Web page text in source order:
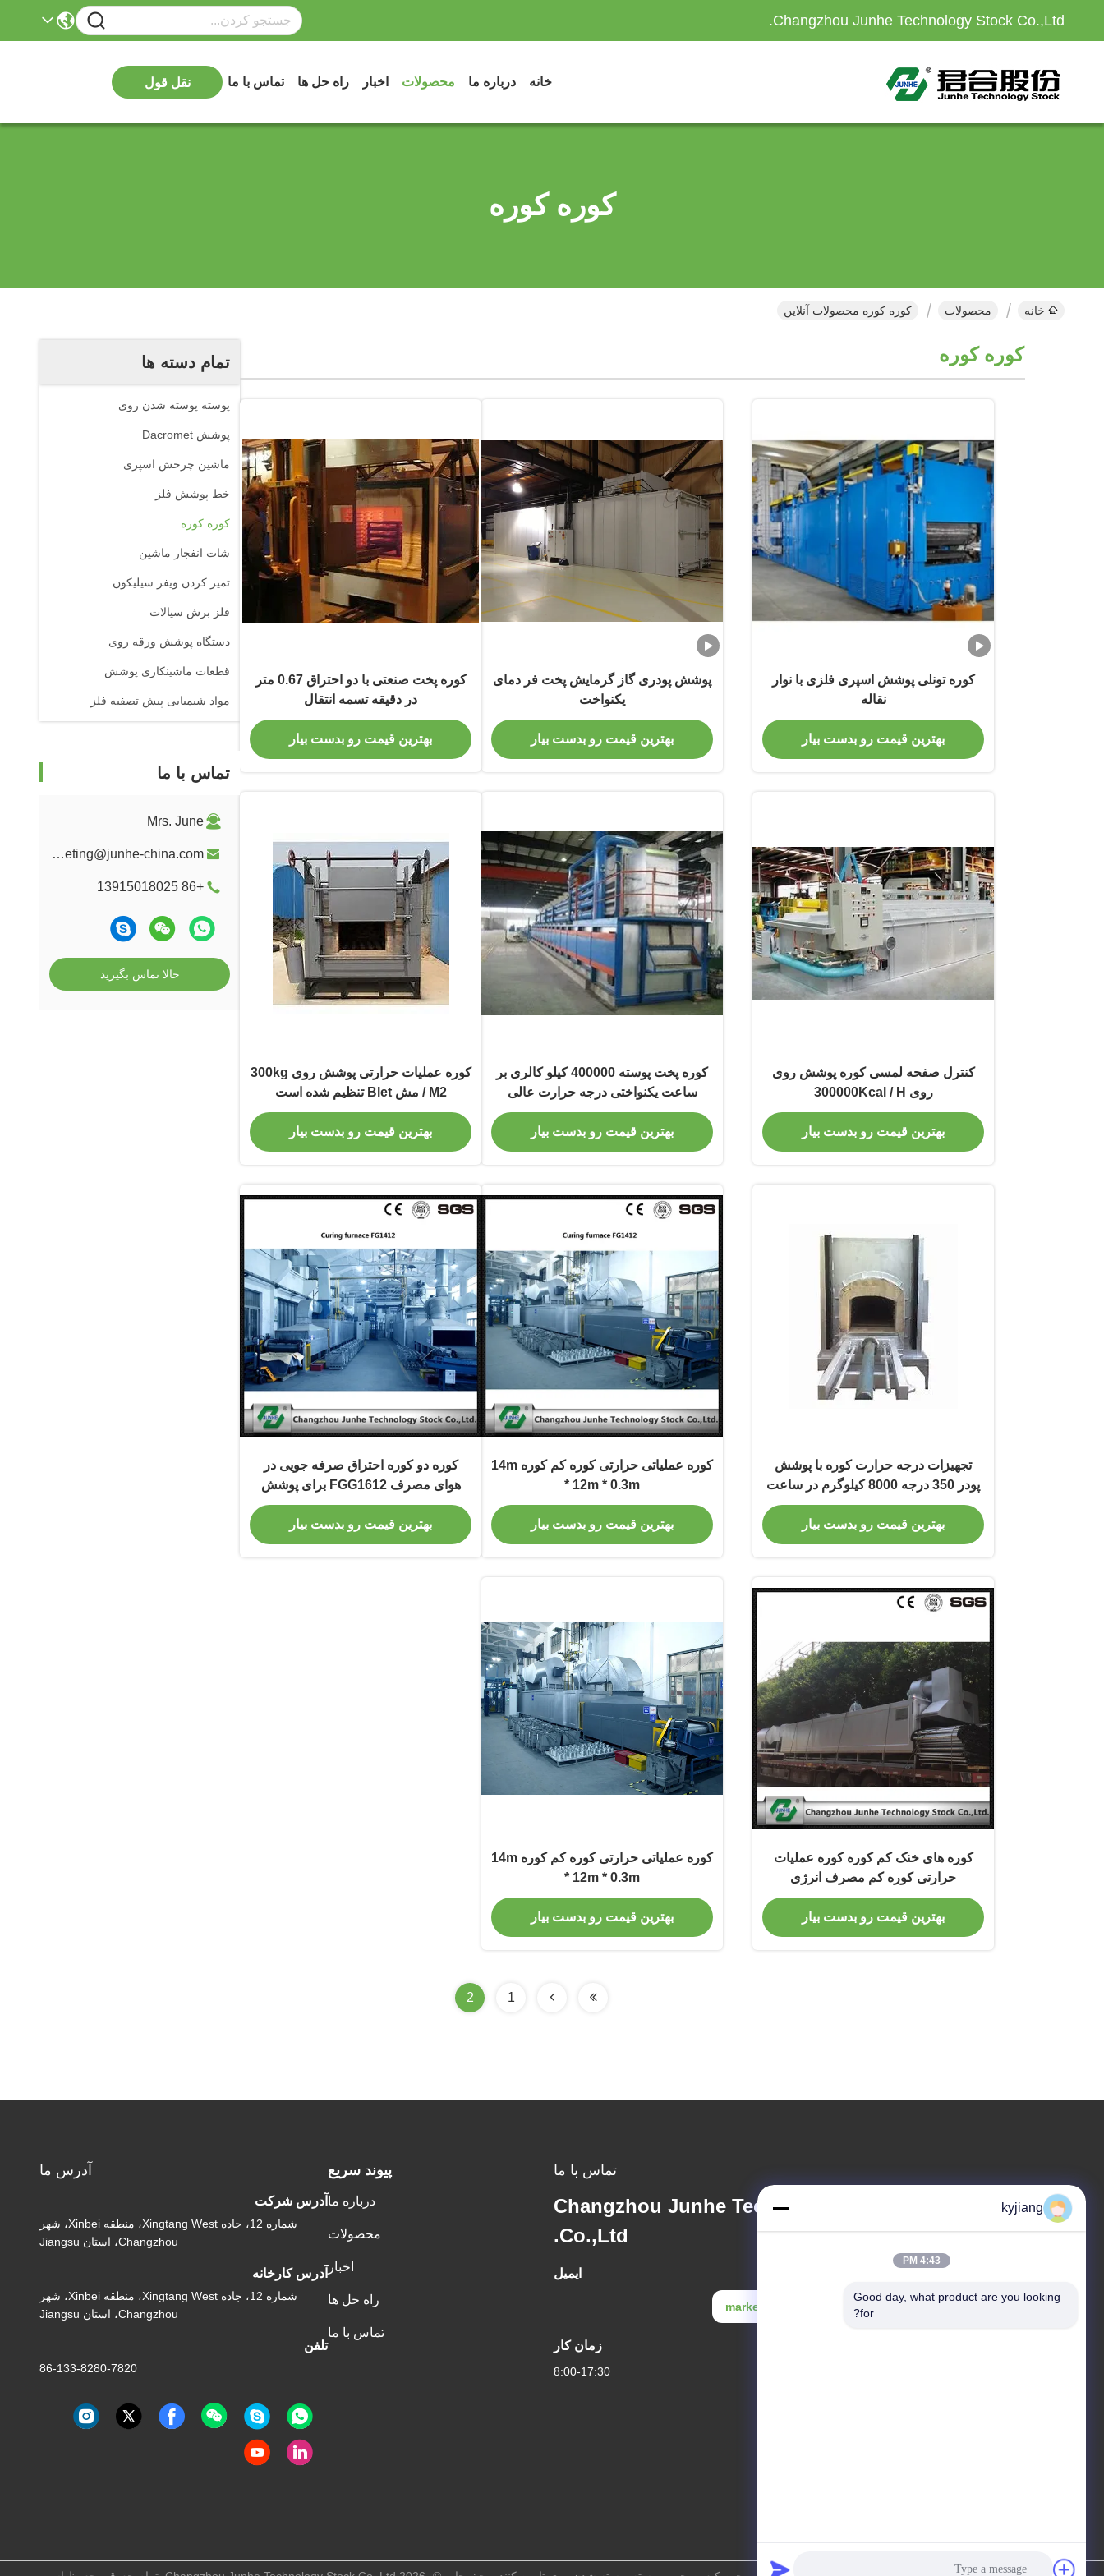
Changzhou Junhe Technology Stock Co.,Ltd.
خانه درباره ما محصولات اخبار راه حل ها تماس با ما نقل قول
کوره کوره
خانه محصولات کوره کوره محصولات آنلاین
تمام دسته ها
پوسته پوسته شدن روی
پوشش Dacromet
ماشین چرخش اسپری
خط پوشش فلز
کوره کوره
شات انفجار ماشین
تمیز کردن ویفر سیلیکون
فلز برش سیالات
دستگاه پوشش ورقه روی
قطعات ماشینکاری پوشش
مواد شیمیایی پیش تصفیه فلز
تماس با ما
Mrs. June
marketing@junhe-china.com
+86 13915018025
حالا تماس بگیرید
کوره کوره
کوره تونلی پوشش اسپری فلزی با نوار
نقاله
بهترین قیمت رو بدست بیار
پوشش پودری گاز گرمایش پخت فر دمای
یکنواخت
بهترین قیمت رو بدست بیار
کوره پخت صنعتی با دو احتراق 0.67 متر
در دقیقه تسمه انتقال
بهترین قیمت رو بدست بیار
کنترل صفحه لمسی کوره پوشش روی
روی 300000Kcal / H
بهترین قیمت رو بدست بیار
کوره پخت پوسته 400000 کیلو کالری بر
ساعت یکنواختی درجه حرارت عالی
بهترین قیمت رو بدست بیار
کوره عملیات حرارتی پوشش روی 300kg
/ M2 مش Blet تنظیم شده است
بهترین قیمت رو بدست بیار
تجهیزات درجه حرارت کوره با پوشش
پودر 350 درجه 8000 کیلوگرم در ساعت
بهترین قیمت رو بدست بیار
کوره عملیاتی حرارتی کوره کم کوره 14m
* 12m * 0.3m
بهترین قیمت رو بدست بیار
کوره دو کوره احتراق صرفه جویی در
هوای مصرف FGG1612 برای پوشش
روی روی روی
بهترین قیمت رو بدست بیار
کوره های خنک کم کوره کوره عملیات
حرارتی کوره کم مصرف انرژی
بهترین قیمت رو بدست بیار
کوره عملیاتی حرارتی کوره کم کوره 14m
* 12m * 0.3m
بهترین قیمت رو بدست بیار
1
2
تماس با ما
Changzhou Junhe Technology Stock
Co.,Ltd.
ایمیل
marketing@junhe-china.com
زمان کار
8:00-17:30
پيوند سريع
درباره ما
محصولات
اخبار
راه حل ها
تماس با ما
آدرس ما
آدرس شرکت
شماره 12، جاده Xingtang West، منطقه Xinbei، شهر
Changzhou، استان Jiangsu
آدرس کارخانه
شماره 12، جاده Xingtang West، منطقه Xinbei، شهر
Changzhou، استان Jiangsu
تلفن
86-133-8280-7820
kyjiang
4:43 PM
Good day, what product are you looking
for?